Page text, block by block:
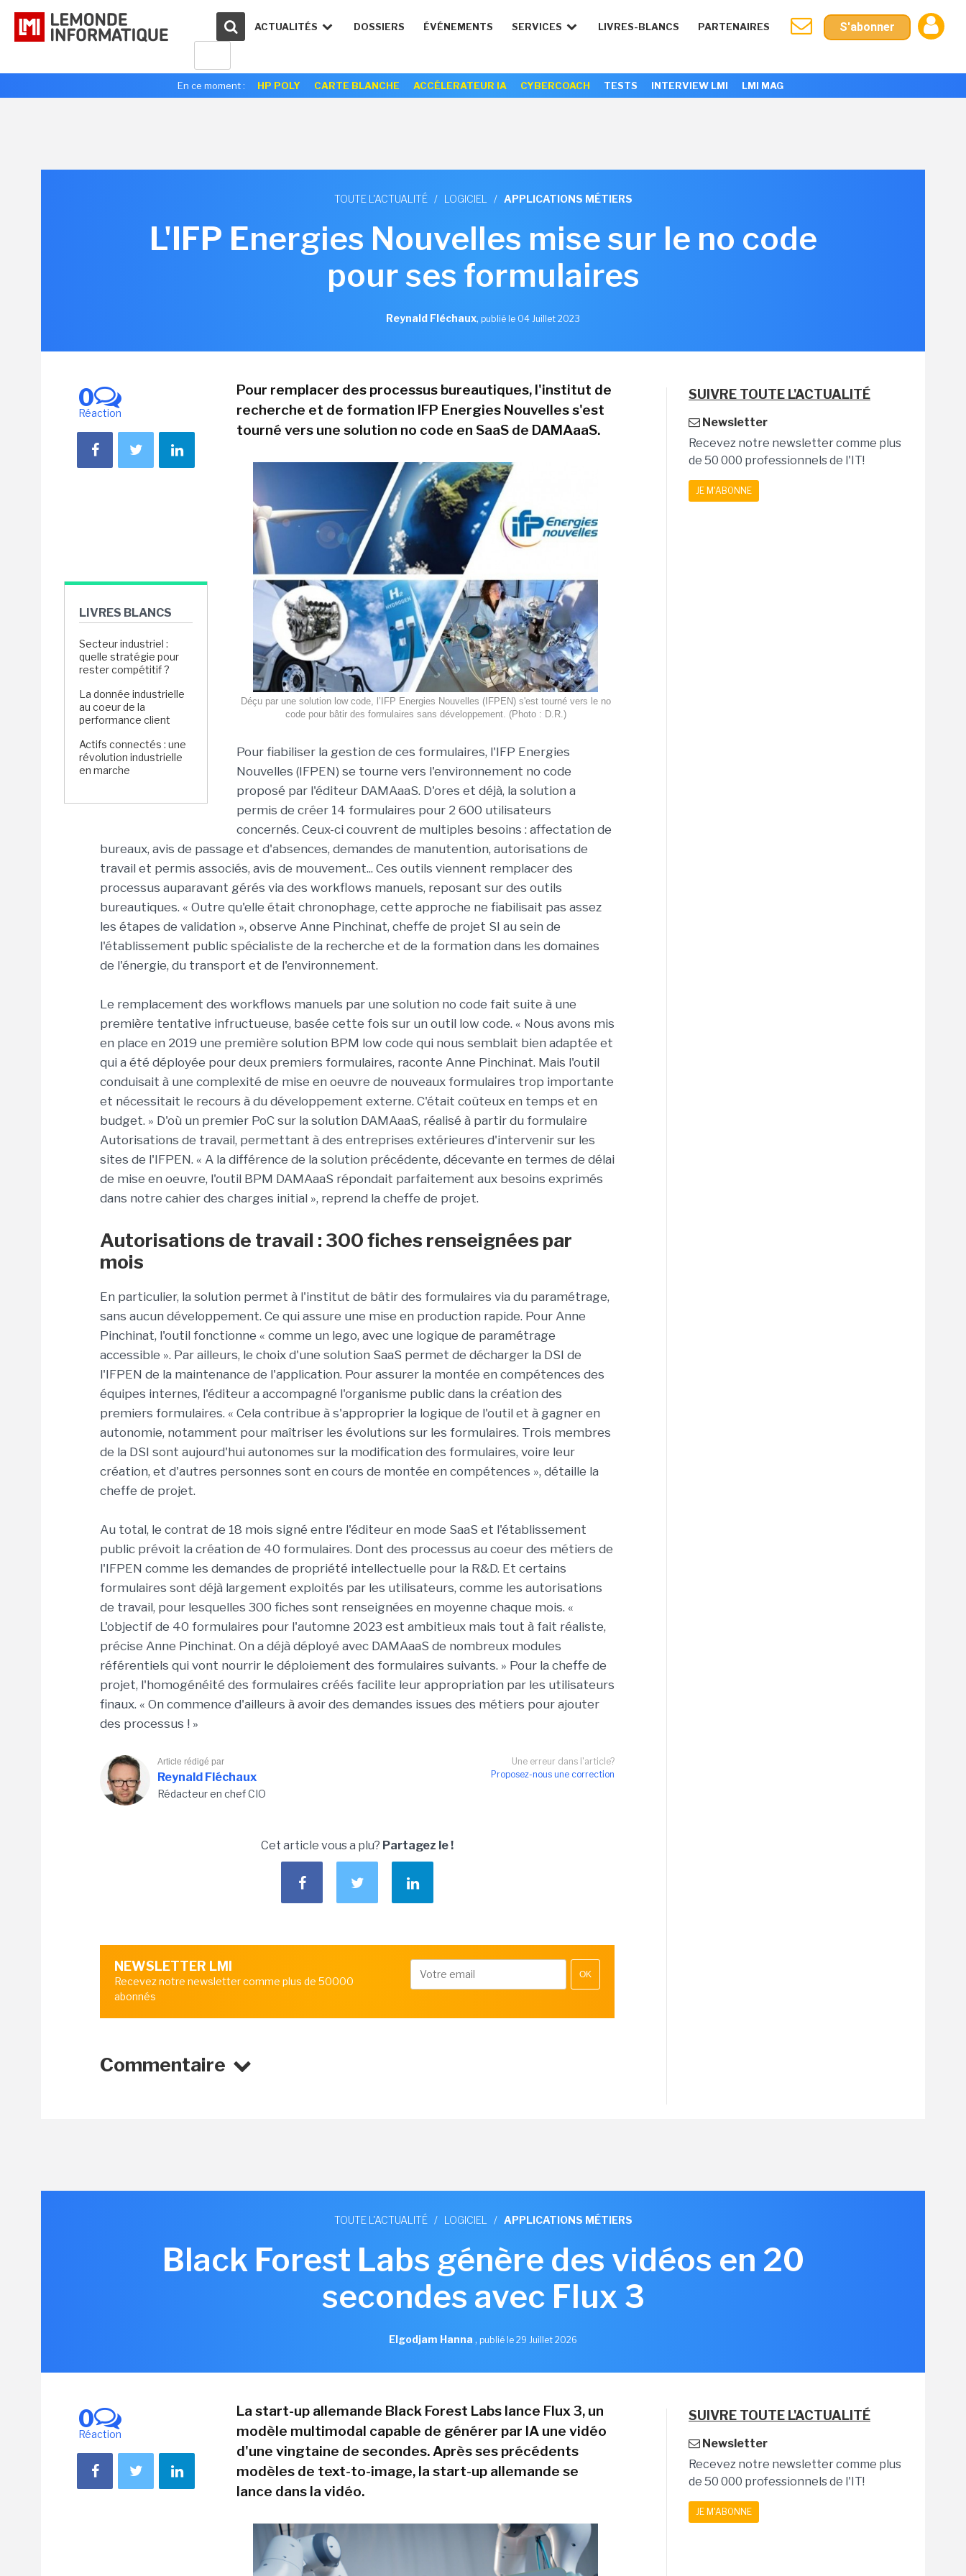
ACTUALITÉS DOSSIERS ÉVÉNEMENTS SERVICES LIVRES-BLANCS PARTENAIRES S'abonner
En ce moment : HP POLY CARTE BLANCHE ACCÉLERATEUR IA CYBERCOACH TESTS INTERVIEW LMI LMI MAG
TOUTE L'ACTUALITÉ / LOGICIEL / APPLICATIONS MÉTIERS
L'IFP Energies Nouvelles mise sur le no code
pour ses formulaires
Reynald Fléchaux, publié le 04 Juillet 2023
0
Réaction
LIVRES BLANCS
Secteur industriel :
quelle stratégie pour
rester compétitif ?
La donnée industrielle
au coeur de la
performance client
Actifs connectés : une
révolution industrielle
en marche
Pour remplacer des processus bureautiques, l'institut de
recherche et de formation IFP Energies Nouvelles s'est
tourné vers une solution no code en SaaS de DAMAaaS.
Déçu par une solution low code, l’IFP Energies Nouvelles (IFPEN) s'est tourné vers le no
code pour bâtir des formulaires sans développement. (Photo : D.R.)
Pour fiabiliser la gestion de ces formulaires, l'IFP Energies
Nouvelles (IFPEN) se tourne vers l'environnement no code
proposé par l'éditeur DAMAaaS. D'ores et déjà, la solution a
permis de créer 14 formulaires pour 2 600 utilisateurs
concernés. Ceux-ci couvrent de multiples besoins : affectation de
bureaux, avis de passage et d'absences, demandes de manutention, autorisations de
travail et permis associés, avis de mouvement... Ces outils viennent remplacer des
processus auparavant gérés via des workflows manuels, reposant sur des outils
bureautiques. « Outre qu'elle était chronophage, cette approche ne fiabilisait pas assez
les étapes de validation », observe Anne Pinchinat, cheffe de projet SI au sein de
l'établissement public spécialiste de la recherche et de la formation dans les domaines
de l'énergie, du transport et de l'environnement.
Le remplacement des workflows manuels par une solution no code fait suite à une
première tentative infructueuse, basée cette fois sur un outil low code. « Nous avons mis
en place en 2019 une première solution BPM low code qui nous semblait bien adaptée et
qui a été déployée pour deux premiers formulaires, raconte Anne Pinchinat. Mais l'outil
conduisait à une complexité de mise en oeuvre de nouveaux formulaires trop importante
et nécessitait le recours à du développement externe. C'était coûteux en temps et en
budget. » D'où un premier PoC sur la solution DAMAaaS, réalisé à partir du formulaire
Autorisations de travail, permettant à des entreprises extérieures d'intervenir sur les
sites de l'IFPEN. « A la différence de la solution précédente, décevante en termes de délai
de mise en oeuvre, l'outil BPM DAMAaaS répondait parfaitement aux besoins exprimés
dans notre cahier des charges initial », reprend la cheffe de projet.
Autorisations de travail : 300 fiches renseignées par
mois
En particulier, la solution permet à l'institut de bâtir des formulaires via du paramétrage,
sans aucun développement. Ce qui assure une mise en production rapide. Pour Anne
Pinchinat, l'outil fonctionne « comme un lego, avec une logique de paramétrage
accessible ». Par ailleurs, le choix d'une solution SaaS permet de décharger la DSI de
l'IFPEN de la maintenance de l'application. Pour assurer la montée en compétences des
équipes internes, l'éditeur a accompagné l'organisme public dans la création des
premiers formulaires. « Cela contribue à s'approprier la logique de l'outil et à gagner en
autonomie, notamment pour maîtriser les évolutions sur les formulaires. Trois membres
de la DSI sont aujourd'hui autonomes sur la modification des formulaires, voire leur
création, et d'autres personnes sont en cours de montée en compétences », détaille la
cheffe de projet.
Au total, le contrat de 18 mois signé entre l'éditeur en mode SaaS et l'établissement
public prévoit la création de 40 formulaires. Dont des processus au coeur des métiers de
l'IFPEN comme les demandes de propriété intellectuelle pour la R&D. Et certains
formulaires sont déjà largement exploités par les utilisateurs, comme les autorisations
de travail, pour lesquelles 300 fiches sont renseignées en moyenne chaque mois. «
L'objectif de 40 formulaires pour l'automne 2023 est ambitieux mais tout à fait réaliste,
précise Anne Pinchinat. On a déjà déployé avec DAMAaaS de nombreux modules
référentiels qui vont nourrir le déploiement des formulaires suivants. » Pour la cheffe de
projet, l'homogénéité des formulaires créés facilite leur appropriation par les utilisateurs
finaux. « On commence d'ailleurs à avoir des demandes issues des métiers pour ajouter
des processus ! »
Une erreur dans l'article?
Proposez-nous une correction
Article rédigé par
Reynald Fléchaux
Rédacteur en chef CIO
Cet article vous a plu? Partagez le !
NEWSLETTER LMI
Recevez notre newsletter comme plus de 50000
abonnés
OK
Commentaire
SUIVRE TOUTE L'ACTUALITÉ
Newsletter
Recevez notre newsletter comme plus
de 50 000 professionnels de l'IT!
JE M'ABONNE
TOUTE L'ACTUALITÉ / LOGICIEL / APPLICATIONS MÉTIERS
Black Forest Labs génère des vidéos en 20
secondes avec Flux 3
Elgodjam Hanna , publié le 29 Juillet 2026
0
Réaction
La start-up allemande Black Forest Labs lance Flux 3, un
modèle multimodal capable de générer par IA une vidéo
d'une vingtaine de secondes. Après ses précédents
modèles de text-to-image, la start-up allemande se
lance dans la vidéo.
SUIVRE TOUTE L'ACTUALITÉ
Newsletter
Recevez notre newsletter comme plus
de 50 000 professionnels de l'IT!
JE M'ABONNE